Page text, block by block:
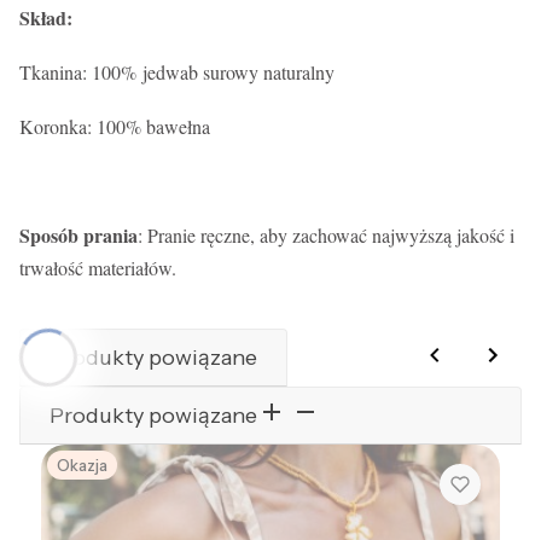
Skład:
Tkanina: 100% jedwab surowy naturalny
Koronka: 100% bawełna
Sposób prania: Pranie ręczne, aby zachować najwyższą jakość i
trwałość materiałów.
Produkty powiązane
Produkty powiązane
Okazja